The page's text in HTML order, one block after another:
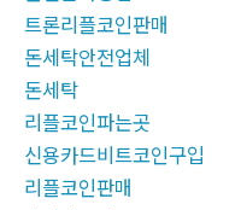
트론리플코인판매
돈세탁안전업체
돈세탁
리플코인파는곳
신용카드비트코인구입
리플코인판매